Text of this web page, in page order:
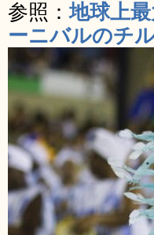
参照：地球上
ーニバルのチ